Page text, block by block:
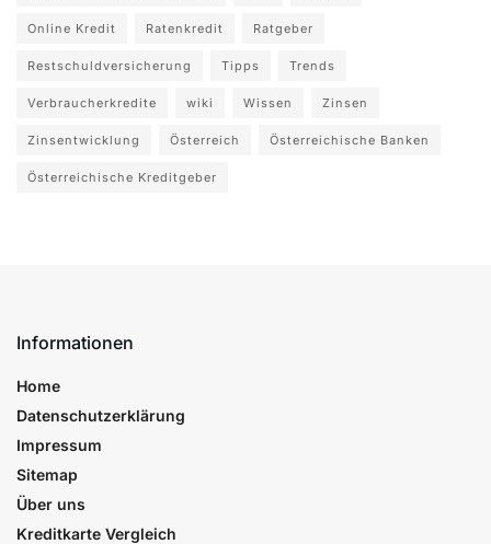
Online Kredit Ratenkredit Ratgeber
Restschuldversicherung Tipps Trends
Verbraucherkredite wiki Wissen Zinsen
Zinsentwicklung Österreich Österreichische Banken
Österreichische Kreditgeber
Informationen
Home
Datenschutzerklärung
Impressum
Sitemap
Über uns
Kreditkarte Vergleich